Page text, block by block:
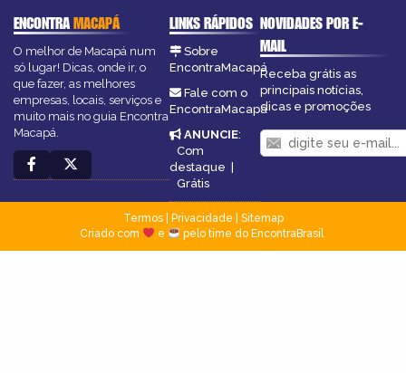
ENCONTRAMACAPÁ
O melhor de Macapá num
só lugar! Dicas, onde ir, o
que fazer, as melhores
empresas, locais, serviços e
muito mais no guia Encontra
Macapá.
LINKS RÁPIDOS
Sobre
EncontraMacapá
Fale com o
EncontraMacapá
ANUNCIE:
Com
destaque
Grátis
NOVIDADES POR E-
MAIL
Receba grátis as
principais notícias,
dicas e promoções
Termos| Privacidade
Sitemap
Criado com
e pelo time do EncontraBrasil